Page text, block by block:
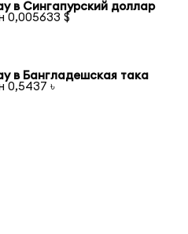
в Сингапурский доллар
0,005633 $
в Бангладешская така
0,5437 ৳